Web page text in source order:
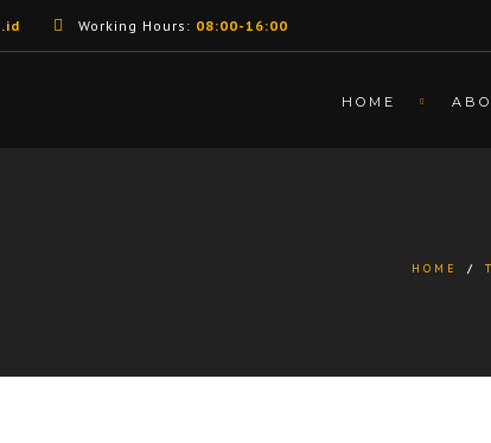
Working Hours: 08:00-16:00
HOME
HOME /